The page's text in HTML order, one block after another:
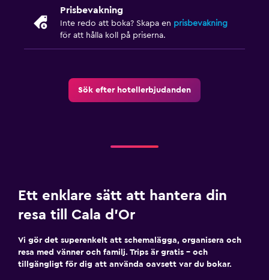
Prisbevakning
Inte redo att boka? Skapa en prisbevakning
för att hålla koll på priserna.
Sök efter hotellerbjudanden
Ett enklare sätt att hantera din
resa till Cala d'Or
Vi gör det superenkelt att schemalägga, organisera och
resa med vänner och familj. Trips är gratis – och
tillgängligt för dig att använda oavsett var du bokar.